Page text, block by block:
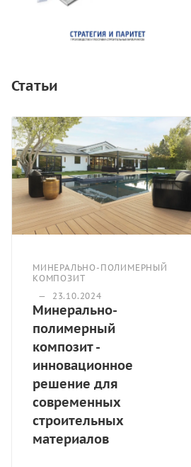
Статьи
МИНЕРАЛЬНО-ПОЛИМЕРНЫЙ
КОМПОЗИТ
—
23.10.2024
Минерально-
полимерный
композит -
инновационное
решение для
современных
строительных
материалов